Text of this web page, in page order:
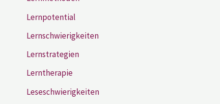
Lernpotential
Lernschwierigkeiten
Lernstrategien
Lerntherapie
Leseschwierigkeiten